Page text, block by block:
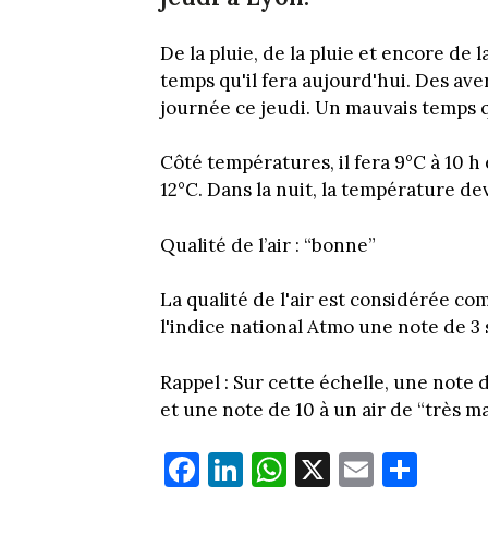
De la pluie, de la pluie et encore de
temps qu'il fera aujourd'hui. Des
journée ce jeudi. Un mauvais temps
Côté températures, il fera 9°C à 10
12°C. Dans la nuit, la température
Qualité de l’air : “bonne”
La qualité de l'air est considérée
l'indice national Atmo une note de 3
Rappel : Sur cette échelle, une note
et une note de 10 à un air de “très
Fa
ce
Li
nk
W
ha
X E
m